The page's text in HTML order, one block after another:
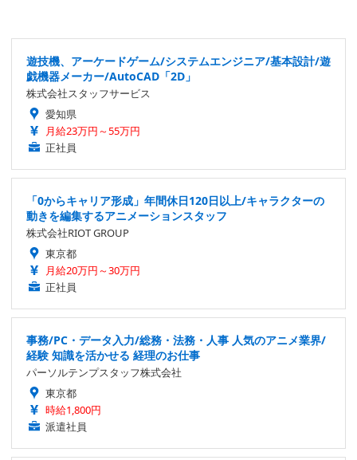
遊技機、アーケードゲーム/システムエンジニア/基本設計/遊
戯機器メーカー/AutoCAD「2D」
株式会社スタッフサービス
愛知県
月給23万円～55万円
正社員
「0からキャリア形成」年間休日120日以上/キャラクターの
動きを編集するアニメーションスタッフ
株式会社RIOT GROUP
東京都
月給20万円～30万円
正社員
事務/PC・データ入力/総務・法務・人事 人気のアニメ業界/
経験 知識を活かせる 経理のお仕事
パーソルテンプスタッフ株式会社
東京都
時給1,800円
派遣社員